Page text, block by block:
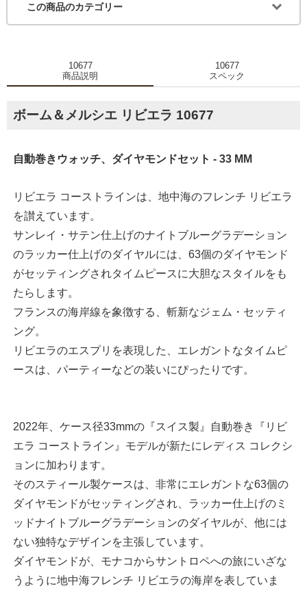
この商品のカテゴリー
10677
商品説明
10677
スペック
ボーム＆メルシエ リビエラ 10677
自動巻きウォッチ、ダイヤモンドセット - 33 MM
リビエラ コーストラインは、地中海のフレンチ リビエラ
を讃えています。
サンレイ・サテン仕上げのナイトブルーグラデーション
のラッカー仕上げのダイヤルには、63個のダイヤモンド
がセッティングされタイムピースに大胆なスタイルをも
たらします。
フランスの海岸線を象徴する、斬新なジェム・セッティ
ング。
リビエラのエスプリを表現した、エレガントなタイムピ
ースは、パーティーなどの装いにぴったりです。
2022年、ケース径33mmの『スイス製』自動巻き『リビ
エラ コーストライン』モデルが新たにレディス コレクシ
ョンに加わります。
そのスティール製ケースは、非常にエレガントな63個の
ダイヤモンドがセッティングされ、ラッカー仕上げのミ
ッドナイトブルーグラデーションのダイヤルが、他には
ない独特なデザインを主張しています。
ダイヤモンドが、モナコからサントロペへの旅にいざな
うように地中海フレンチ リビエラの海岸を表していま